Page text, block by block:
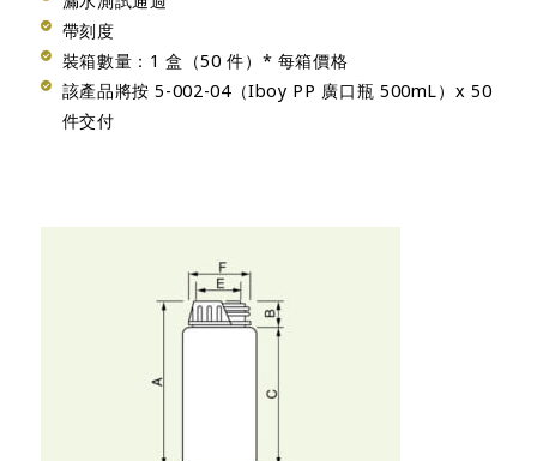
帶刻度
裝箱數量：1 盒（50 件）* 每箱價格
該產品將按 5-002-04（Iboy PP 廣口瓶 500mL）x 50
件交付